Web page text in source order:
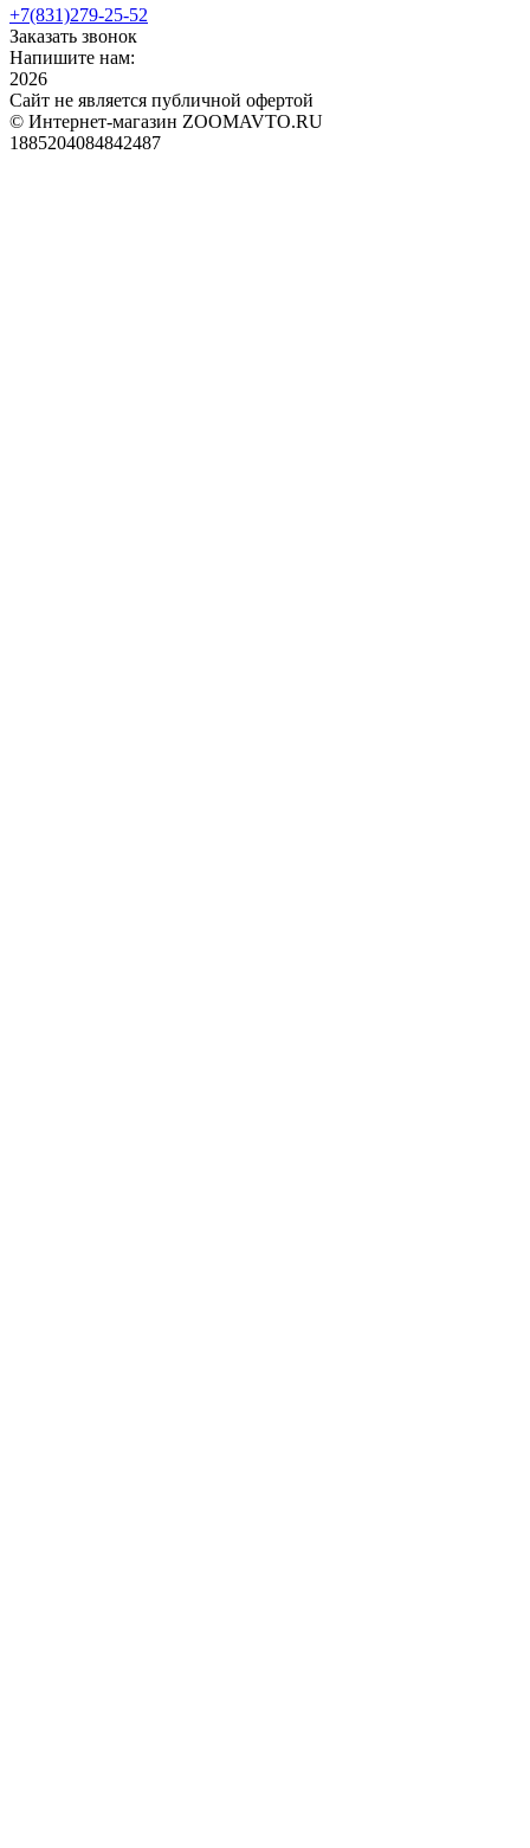
+7(831)279-25-52
Заказать звонок
Напишите нам:
2026
Сайт не является публичной офертой
© Интернет-магазин ZOOMAVTO.RU
1885204084842487